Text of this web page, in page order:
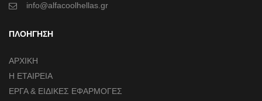
info@alfacoolhellas.gr
ΠΛΟΗΓΗΣΗ
ΑΡΧΙΚΗ
Η ΕΤΑΙΡΕΙΑ
ΕΡΓΑ & ΕΙΔΙΚΕΣ ΕΦΑΡΜΟΓΕΣ